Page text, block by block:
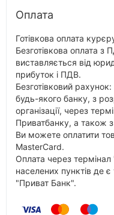
Оплата
Готівкова оплата
Безготівкова оплата
виставляється від
прибуток і ПДВ.
Безготівковий
будь-якого банку, з
організації, через
Приватбанку, а також
Ви можете оплатити
MasterCard.
Оплата через
населених пунктів де
"Приват Банк".